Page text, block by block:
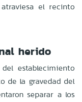
el recinto
herido
establecimiento
de la gravedad del
separar a los